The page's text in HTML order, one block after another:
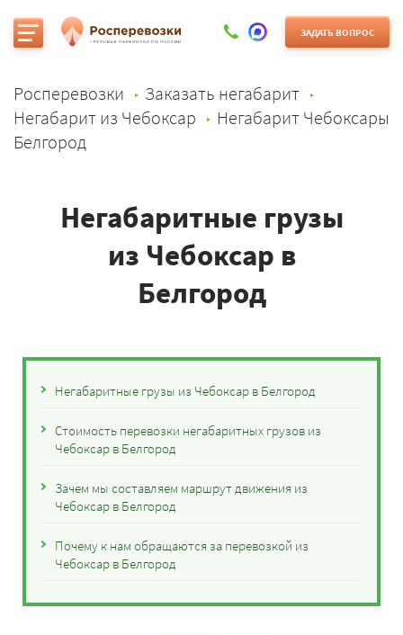
ЗАДАТЬ ВОПРОС
Росперевозки
Заказать негабарит
Негабарит из Чебоксар
Негабарит Чебоксары
Белгород
Негабаритные грузы
из Чебоксар в
Белгород
Негабаритные грузы из Чебоксар в Белгород
Стоимость перевозки негабаритных грузов из
Чебоксар в Белгород
Зачем мы составляем маршрут движения из
Чебоксар в Белгород
Почему к нам обращаются за перевозкой из
Чебоксар в Белгород